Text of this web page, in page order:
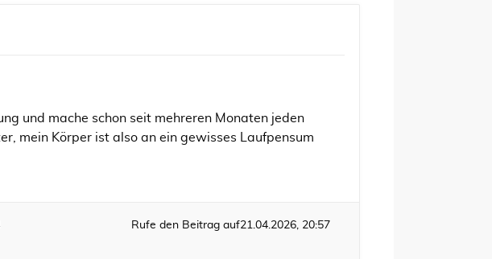
und mache schon seit mehreren Monaten jeden
mein Körper ist also an ein gewisses Laufpensum
21.04.2026, 20:57
Rufe den Beitrag auf